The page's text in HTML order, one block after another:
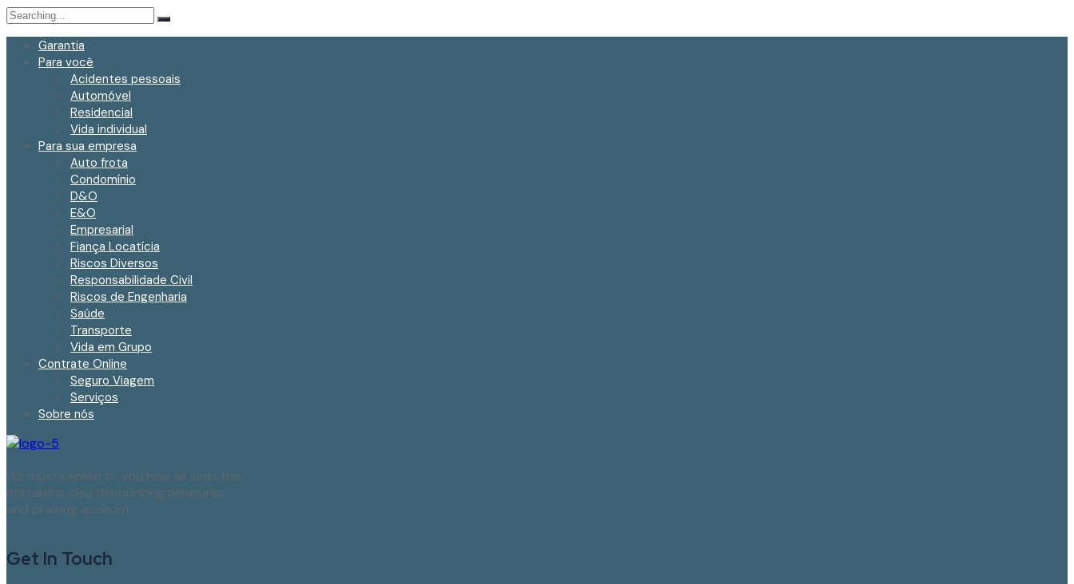
Search
Garantia
Para você
Acidentes pessoais
Automóvel
Residencial
Vida individual
Para sua empresa
Auto frota
Condomínio
D&O
E&O
Empresarial
Fiança Locatícia
Riscos Diversos
Responsabilidade Civil
Riscos de Engenharia
Saúde
Transporte
Vida em Grupo
Contrate Online
Seguro Viagem
Serviços
Sobre nós
We must explain to you how all seds this
mistakens idea denouncing pleasures
and praising account.
Get In Touch